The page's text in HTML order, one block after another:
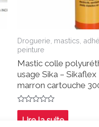
Droguerie, mastics,
peinture
Mastic colle
usage Sika – Sikaflex
marron cartouche
Note
sur
Lire la suite